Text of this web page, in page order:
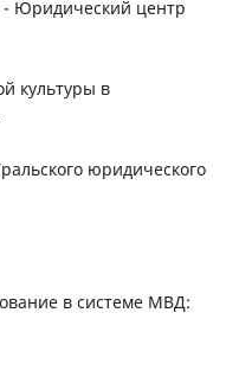
- Юридический центр
культуры в
юридического
в системе МВД: